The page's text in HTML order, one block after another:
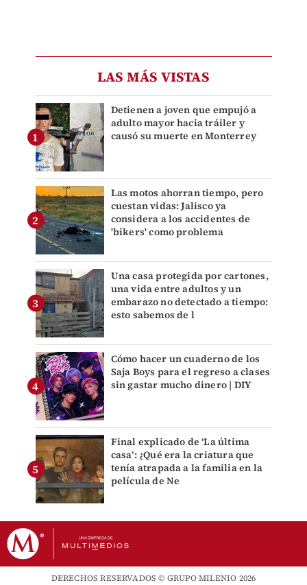
LAS MÁS VISTAS
Detienen a joven que empujó a
adulto mayor hacia tráiler y
causó su muerte en Monterrey
Las motos ahorran tiempo, pero
cuestan vidas: Jalisco ya
considera a los accidentes de
'bikers' como problema
Una casa protegida por cartones,
una vida entre adultos y un
embarazo no detectado a tiempo:
esto sabemos de l
Cómo hacer un cuaderno de los
Saja Boys para el regreso a clases
sin gastar mucho dinero | DIY
Final explicado de ‘La última
casa’: ¿Qué era la criatura que
tenía atrapada a la familia en la
película de Ne
DERECHOS RESERVADOS © GRUPO MILENIO 2026